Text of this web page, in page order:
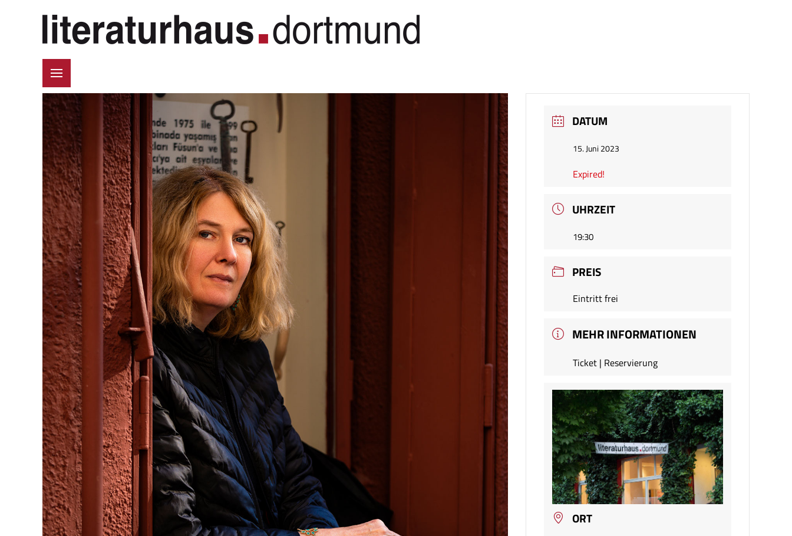
DATUM
15. Juni 2023
Expired!
UHRZEIT
19:30
PREIS
Eintritt frei
MEHR INFORMATIONEN
Ticket | Reservierung
ORT